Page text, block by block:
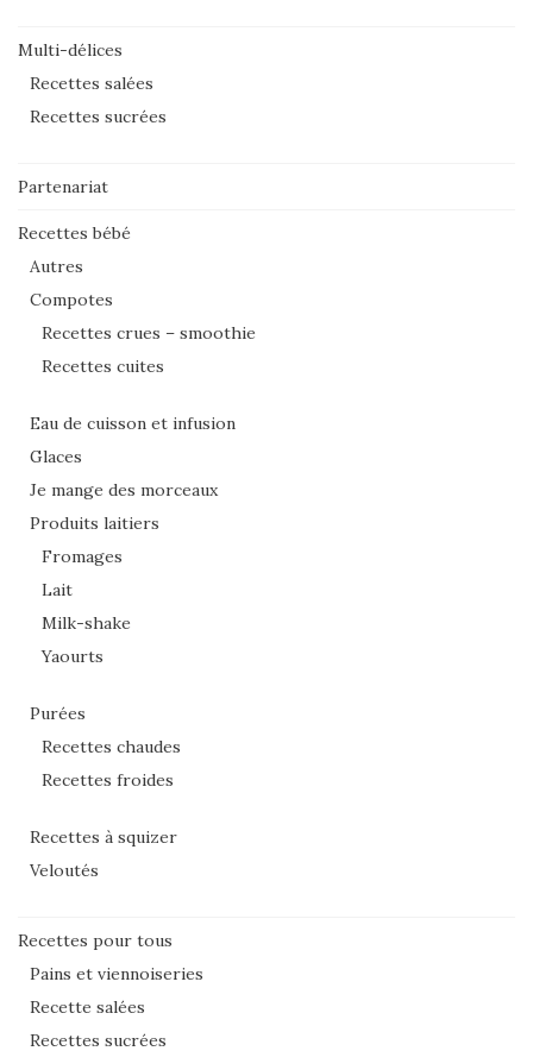
Multi-délices
Recettes salées
Recettes sucrées
Partenariat
Recettes bébé
Autres
Compotes
Recettes crues – smoothie
Recettes cuites
Eau de cuisson et infusion
Glaces
Je mange des morceaux
Produits laitiers
Fromages
Lait
Milk-shake
Yaourts
Purées
Recettes chaudes
Recettes froides
Recettes à squizer
Veloutés
Recettes pour tous
Pains et viennoiseries
Recette salées
Recettes sucrées